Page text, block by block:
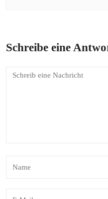
Schreibe eine